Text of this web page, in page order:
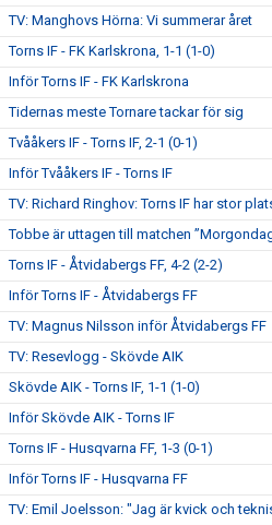
TV: Manghovs Hörna: Vi summerar året
Torns IF - FK Karlskrona, 1-1 (1-0)
Inför Torns IF - FK Karlskrona
Tidernas meste Tornare tackar för sig
Tvååkers IF - Torns IF, 2-1 (0-1)
Inför Tvååkers IF - Torns IF
TV: Richard Ringhov: Torns IF har stor
Tobbe är uttagen till matchen
Torns IF - Åtvidabergs FF, 4-2 (2-2)
Inför Torns IF - Åtvidabergs FF
TV: Magnus Nilsson inför Åtvidabergs FF
TV: Resevlogg - Skövde AIK
Skövde AIK - Torns IF, 1-1 (1-0)
Inför Skövde AIK - Torns IF
Torns IF - Husqvarna FF, 1-3 (0-1)
Inför Torns IF - Husqvarna FF
TV: Emil Joelsson: "Jag är kvick och